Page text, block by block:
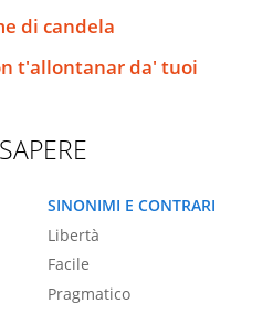
di candela
t'allontanar da' tuoi
SAPERE
SINONIMI E CONTRARI
Libertà
Facile
Pragmatico